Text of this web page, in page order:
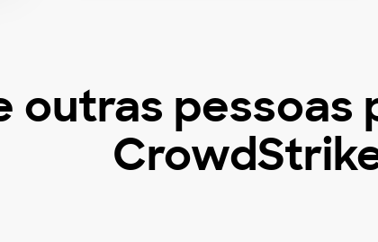
outras pessoas